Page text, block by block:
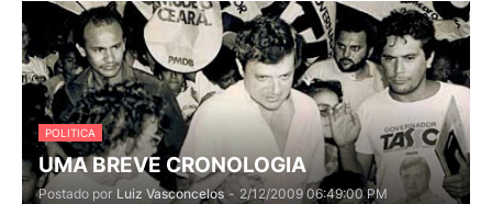
POLITICA
UMA BREVE CRONOLOGIA
Postado por Luiz Vasconcelos - 2/12/2009 06:49:00 PM